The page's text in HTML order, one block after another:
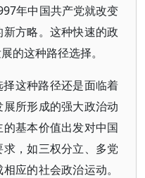
年中国共产党就改变
方略。这种快速的政
的这种路径选择。
这种路径还是面临着
所形成的强大政治动
基本价值出发对中国
，如三权分立、多党
应的社会政治运动。